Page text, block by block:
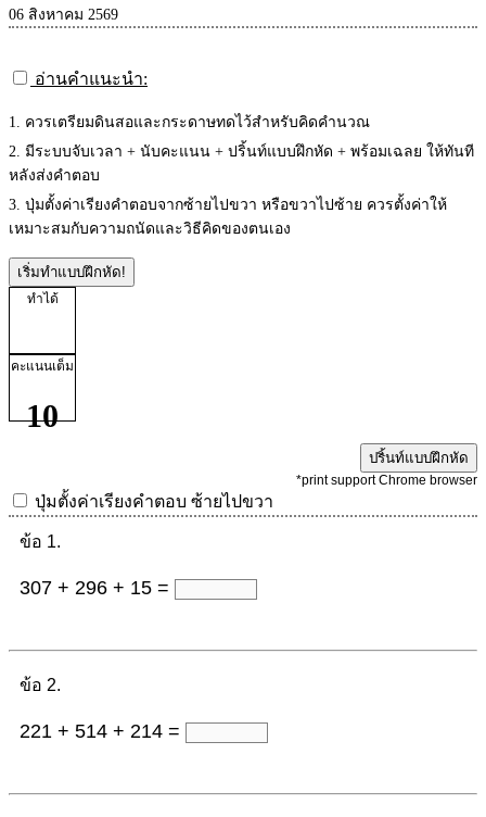
06 สิงหาคม 2569
อ่านคำแนะนำ:
1. ควรเตรียมดินสอและกระดาษทดไว้สำหรับคิดคำนวณ
2. มีระบบจับเวลา + นับคะแนน + ปริ้นท์แบบฝึกหัด + พร้อมเฉลย ให้ทันที
หลังส่งคำตอบ
3. ปุ่มตั้งค่าเรียงคำตอบจากซ้ายไปขวา หรือขวาไปซ้าย ควรตั้งค่าให้
เหมาะสมกับความถนัดและวิธีคิดของตนเอง
เริ่มทำแบบฝึกหัด!
ทำได้
คะแนนเต็ม
10
ปริ้นท์แบบฝึกหัด
*print support Chrome browser
ปุ่มตั้งค่าเรียงคำตอบ ซ้ายไปขวา
ข้อ 1.
307 + 296 + 15 =
ข้อ 2.
221 + 514 + 214 =